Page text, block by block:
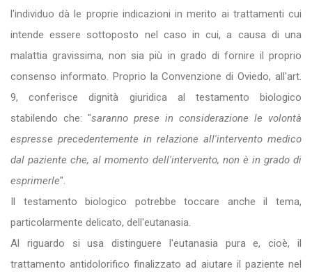
l'individuo dà le proprie indicazioni in merito ai trattamenti cui
intende essere sottoposto nel caso in cui, a causa di una
malattia gravissima, non sia più in grado di fornire il proprio
consenso informato. Proprio la Convenzione di Oviedo, all'art.
9, conferisce dignità giuridica al testamento biologico
stabilendo che: "saranno prese in considerazione le volontà
espresse precedentemente in relazione all'intervento medico
dal paziente che, al momento dell'intervento, non è in grado di
esprimerle".
Il testamento biologico potrebbe toccare anche il tema,
particolarmente delicato, dell'eutanasia.
Al riguardo si usa distinguere l'eutanasia pura e, cioè, il
trattamento antidolorifico finalizzato ad aiutare il paziente nel